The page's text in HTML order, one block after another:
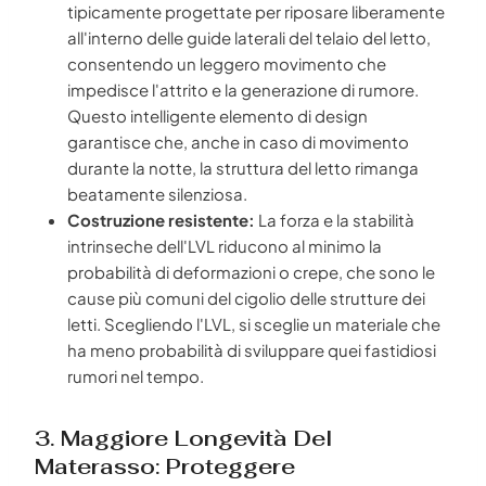
tipicamente progettate per riposare liberamente
all'interno delle guide laterali del telaio del letto,
consentendo un leggero movimento che
impedisce l'attrito e la generazione di rumore.
Questo intelligente elemento di design
garantisce che, anche in caso di movimento
durante la notte, la struttura del letto rimanga
beatamente silenziosa.
Costruzione resistente: La forza e la stabilità
intrinseche dell'LVL riducono al minimo la
probabilità di deformazioni o crepe, che sono le
cause più comuni del cigolio delle strutture dei
letti. Scegliendo l'LVL, si sceglie un materiale che
ha meno probabilità di sviluppare quei fastidiosi
rumori nel tempo.
3. Maggiore Longevità Del
Materasso: Proteggere